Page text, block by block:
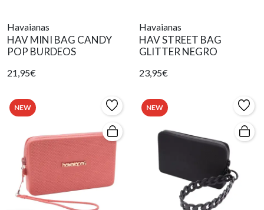
Havaianas
HAV MINI BAG CANDY
POP BURDEOS
21,95€
Havaianas
HAV STREET BAG
GLITTER NEGRO
23,95€
NEW NEW